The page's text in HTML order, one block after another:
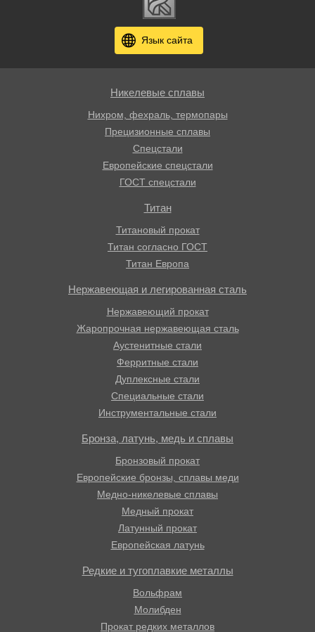
Язык сайта
Никелевые сплавы
Нихром, фехраль, термопары
Прецизионные сплавы
Спецстали
Европейские спецстали
ГОСТ спецстали
Титан
Титановый прокат
Титан согласно ГОСТ
Титан Европа
Нержавеющая и легированная сталь
Нержавеющий прокат
Жаропрочная нержавеющая сталь
Аустенитные стали
Ферритные стали
Дуплексные стали
Специальные стали
Инструментальные стали
Бронза, латунь, медь и сплавы
Бронзовый прокат
Европейские бронзы, сплавы меди
Медно-никелевые сплавы
Медный прокат
Латунный прокат
Европейская латунь
Редкие и тугоплавкие металлы
Вольфрам
Молибден
Прокат редких металлов